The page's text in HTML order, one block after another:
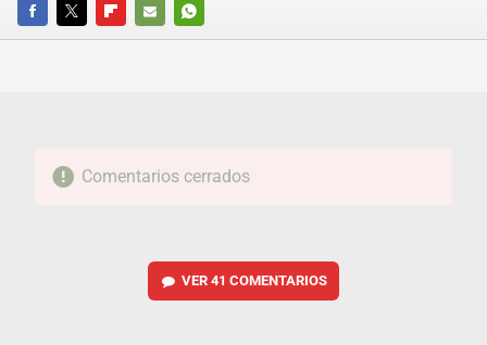
FACEBOOKTWITTERFLIPBOARD
E-
WHATSAPP
Comentarios cerrados
VER 41 COMENTARIOS